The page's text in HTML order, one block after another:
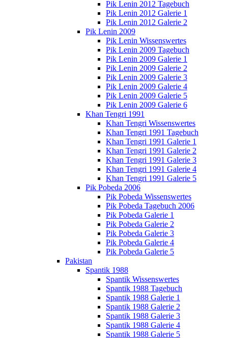
Pik Lenin 2012 Tagebuch
Pik Lenin 2012 Galerie 1
Pik Lenin 2012 Galerie 2
Pik Lenin 2009
Pik Lenin Wissenswertes
Pik Lenin 2009 Tagebuch
Pik Lenin 2009 Galerie 1
Pik Lenin 2009 Galerie 2
Pik Lenin 2009 Galerie 3
Pik Lenin 2009 Galerie 4
Pik Lenin 2009 Galerie 5
Pik Lenin 2009 Galerie 6
Khan Tengri 1991
Khan Tengri Wissenswertes
Khan Tengri 1991 Tagebuch
Khan Tengri 1991 Galerie 1
Khan Tengri 1991 Galerie 2
Khan Tengri 1991 Galerie 3
Khan Tengri 1991 Galerie 4
Khan Tengri 1991 Galerie 5
Pik Pobeda 2006
Pik Pobeda Wissenswertes
Pik Pobeda Tagebuch 2006
Pik Pobeda Galerie 1
Pik Pobeda Galerie 2
Pik Pobeda Galerie 3
Pik Pobeda Galerie 4
Pik Pobeda Galerie 5
Pakistan
Spantik 1988
Spantik Wissenswertes
Spantik 1988 Tagebuch
Spantik 1988 Galerie 1
Spantik 1988 Galerie 2
Spantik 1988 Galerie 3
Spantik 1988 Galerie 4
Spantik 1988 Galerie 5